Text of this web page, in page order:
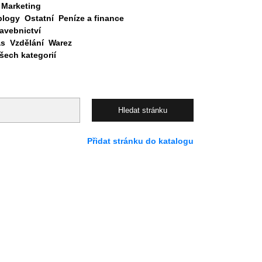
Marketing
Ostatní Peníze a finance
Vzdělání Warez
kategorií
Přidat stránku do katalogu